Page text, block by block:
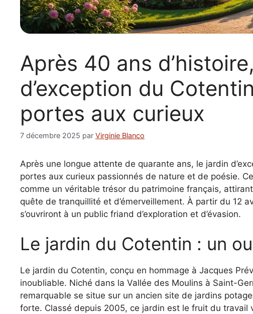
Après 40 ans
d’exception du
portes aux curieux
7 décembre 2025 par Virginie Blanco
Après une longue attente de quarante ans, le jardin
portes aux curieux passionnés de nature et de poésie.
comme un véritable trésor du patrimoine français,
quête de tranquillité et d’émerveillement. À partir du 12
s’ouvriront à un public friand d’exploration et d’évasion.
Le jardin du Cotentin : un
Le jardin du Cotentin, conçu en hommage à Jacques
inoubliable. Niché dans la Vallée des Moulins à Saint-
remarquable se situe sur un ancien site de jardins
forte. Classé depuis 2005, ce jardin est le fruit du travail